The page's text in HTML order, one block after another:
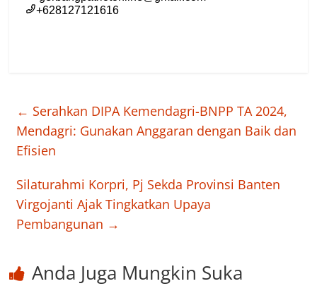
← Serahkan DIPA Kemendagri-BNPP TA 2024,
Mendagri: Gunakan Anggaran dengan Baik dan
Efisien
Silaturahmi Korpri, Pj Sekda Provinsi Banten
Virgojanti Ajak Tingkatkan Upaya
Pembangunan →
Anda Juga Mungkin Suka